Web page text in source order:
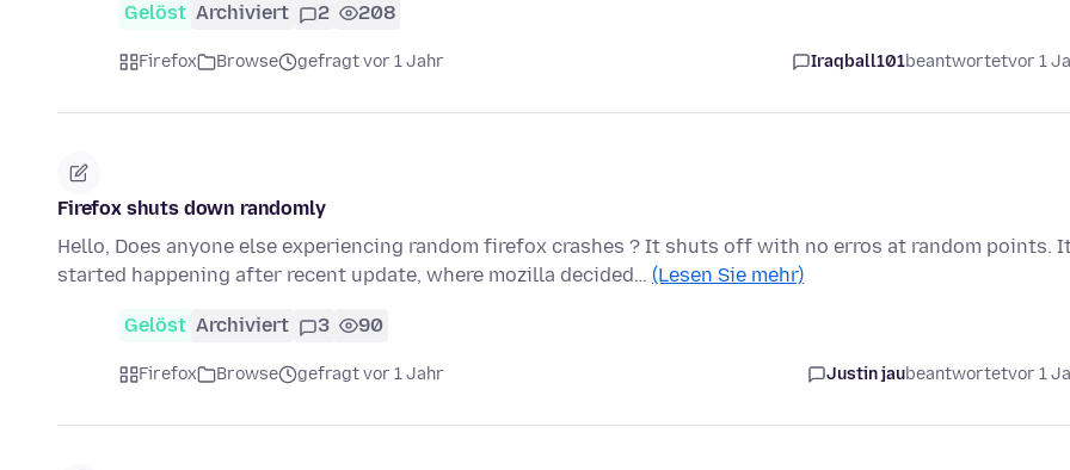
Gelöst Archiviert 2 208
Firefox Browse gefragt vor 1 Jahr Iraqball101beantwortetvor 1
Firefox shuts down randomly
Hello, Does anyone else experiencing random firefox crashes ? It shuts off with no erros at random points.
started happening after recent update, where mozilla decided… (Lesen Sie mehr)
Gelöst Archiviert 3 90
Firefox Browse gefragt vor 1 Jahr Justin jaubeantwortetvor 1